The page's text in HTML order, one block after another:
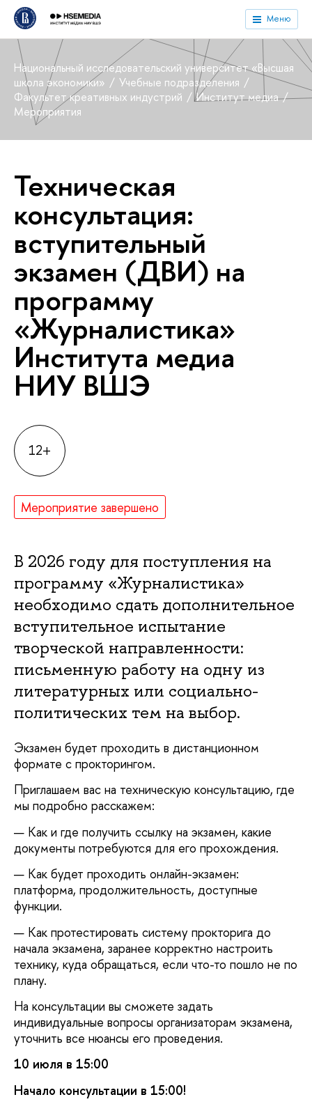
Меню
Национальный исследовательский университет «Высшая
школа экономики»
Учебные подразделения
Факультет креативных индустрий
Институт медиа
Мероприятия
Техническая
консультация:
вступительный
экзамен (ДВИ) на
программу
«Журналистика»
Института медиа
НИУ ВШЭ
12+
Мероприятие завершено
В 2026 году для поступления на
программу «Журналистика»
необходимо сдать дополнительное
вступительное испытание
творческой направленности:
письменную работу на одну из
литературных или социально-
политических тем на выбор.
Экзамен будет проходить в дистанционном
формате с прокторингом.
Приглашаем вас на техническую консультацию, где
мы подробно расскажем:
— Как и где получить ссылку на экзамен, какие
документы потребуются для его прохождения.
— Как будет проходить онлайн-экзамен:
платформа, продолжительность, доступные
функции.
— Как протестировать систему прокторига до
начала экзамена, заранее корректно настроить
технику, куда обращаться, если что-то пошло не по
плану.
На консультации вы сможете задать
индивидуальные вопросы организаторам экзамена,
уточнить все нюансы его проведения.
10 июля в 15:00
Начало консультации в 15:00!